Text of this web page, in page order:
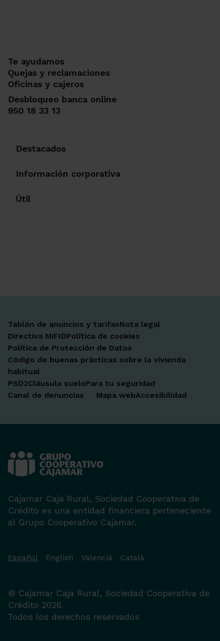
Te ayudamos
Quejas y reclamaciones
Oficinas y cajeros
Desbloqueo banca online
950 18 33 13
Destacados
Información corporativa
Útil
Tablón de anuncios y tarifasNota legal
Directiva MiFIDPolítica de cookies
Política de Protección de Datos
Código de buenas prácticas sobre la vivienda
habitual
PSD2Cláusula sueloPara tu seguridad
Canal de denuncias
Mapa webAccesibilidad
Cajamar Caja Rural, Sociedad Cooperativa de
Crédito es una entidad financiera perteneciente
al Grupo Cooperativo Cajamar.
Español English Valencià Català
© Cajamar Caja Rural, Sociedad Cooperativa de
Crédito 2026.
Todos los derechos reservados